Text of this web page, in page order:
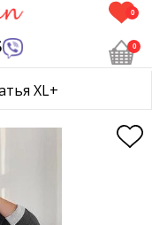
0
0
XL+